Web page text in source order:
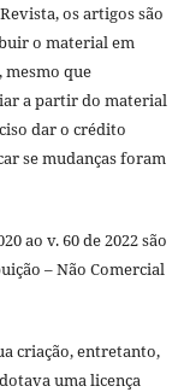
os artigos são
o material em
que
a partir do material
dar o crédito
se mudanças foram
ao v. 60 de 2022 são
– Não Comercial
criação, entretanto,
uma licença